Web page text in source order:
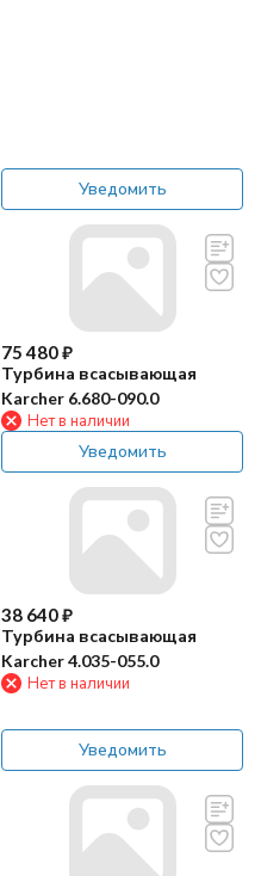
Уведомить
75 480₽
Турбина всасывающая
Karcher 6.680-090.0
Нет в наличии
Уведомить
38 640₽
Турбина всасывающая
Karcher 4.035-055.0
Нет в наличии
Уведомить